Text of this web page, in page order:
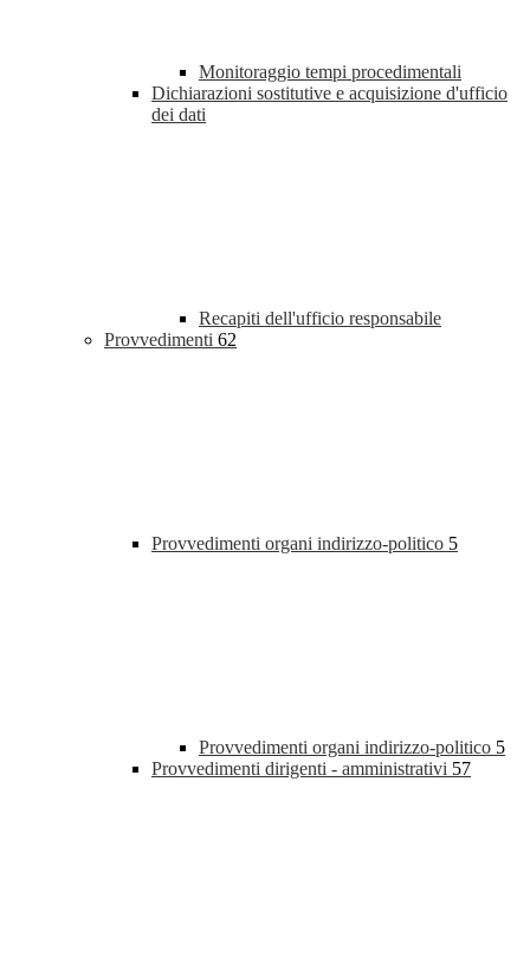
Monitoraggio tempi procedimentali
Dichiarazioni sostitutive e acquisizione d'ufficio
dei dati
Recapiti dell'ufficio responsabile
Provvedimenti 62
Provvedimenti organi indirizzo-politico 5
Provvedimenti organi indirizzo-politico 5
Provvedimenti dirigenti - amministrativi 57